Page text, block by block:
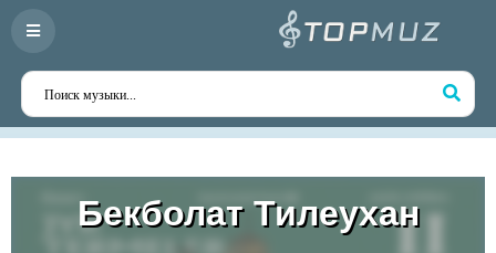
Бекболат Тилеухан